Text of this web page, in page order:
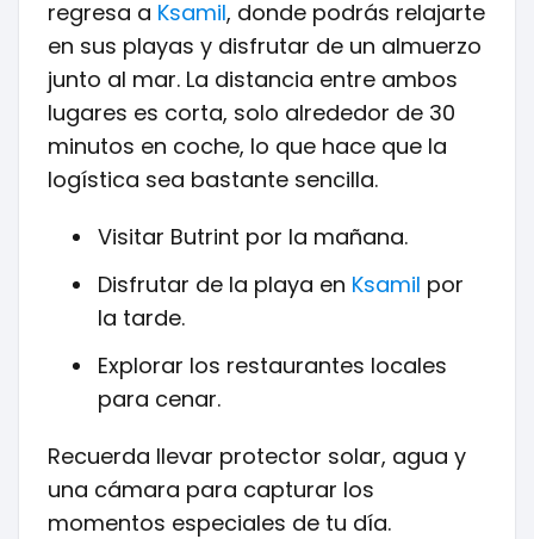
regresa a Ksamil, donde podrás relajarte
en sus playas y disfrutar de un almuerzo
junto al mar. La distancia entre ambos
lugares es corta, solo alrededor de 30
minutos en coche, lo que hace que la
logística sea bastante sencilla.
Visitar Butrint por la mañana.
Disfrutar de la playa en Ksamil por
la tarde.
Explorar los restaurantes locales
para cenar.
Recuerda llevar protector solar, agua y
una cámara para capturar los
momentos especiales de tu día.